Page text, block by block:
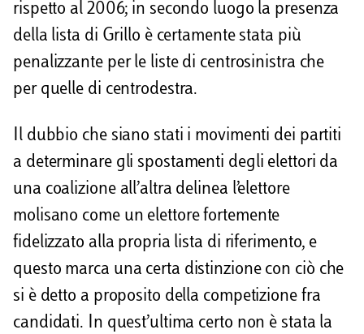
rispetto al 2006; in secondo luogo la presenza
della lista di Grillo è certamente stata più
penalizzante per le liste di centrosinistra che
per quelle di centrodestra.
Il dubbio che siano stati i movimenti dei partiti
a determinare gli spostamenti degli elettori da
una coalizione all’altra delinea l’elettore
molisano come un elettore fortemente
fidelizzato alla propria lista di riferimento, e
questo marca una certa distinzione con ciò che
si è detto a proposito della competizione fra
candidati. In quest’ultima certo non è stata la